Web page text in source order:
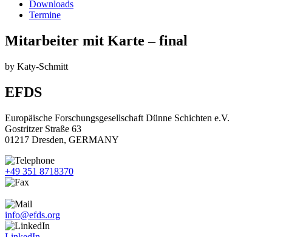
Downloads
Termine
Mitarbeiter mit Karte – final
by Katy-Schmitt
EFDS
Europäische Forschungsgesellschaft Dünne Schichten e.V.
Gostritzer Straße 63
01217 Dresden, GERMANY
+49 351 8718370
info@efds.org